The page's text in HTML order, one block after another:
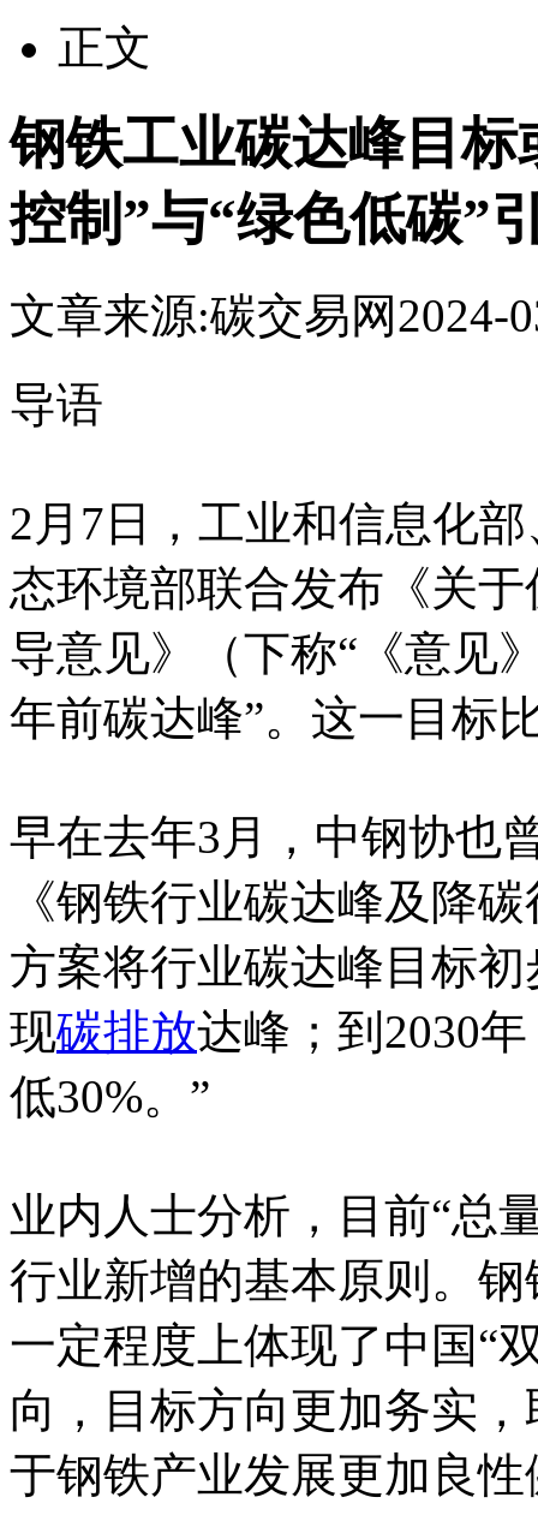
正文
钢铁工业碳达峰目标
控制”与“绿色低碳”
文章来源:碳交易网2024-
导语
2月7日，工业和信息化
态环境部联合发布《关
导意见》（下称“《意见
年前碳达峰”。这一目标
早在去年3月，中钢协也
《钢铁行业碳达峰及降
方案将行业碳达峰目标
现碳排放达峰；到2030
低30%。”
业内人士分析，目前“总
行业新增的基本原则。
一定程度上体现了中国“
向，目标方向更加务实
于钢铁产业发展更加良性